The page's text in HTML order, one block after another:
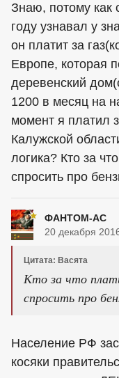
Знаю, потому как
году узнавал у
он платит за
Европе, которая
деревенский
1200 в месяц на
момент я платил
Калужской
логика? Кто за
спросить про
ФАНТОМ-АС
20 декабря
Цитата: Васята
Кто за что
спросить про
Население РФ
косяки